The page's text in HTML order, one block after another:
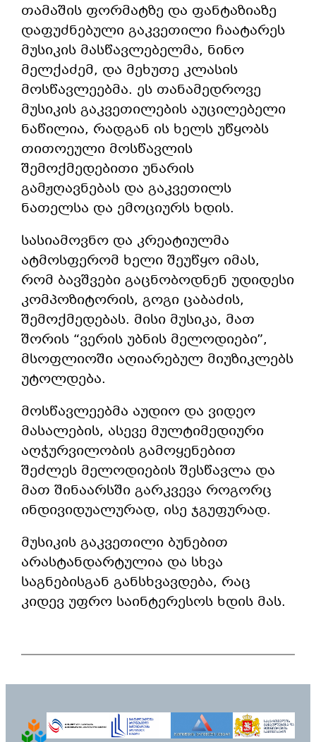
თამაშის ფორმატზე და ფანტაზიაზე
დაფუძნებული გაკვეთილი ჩაატარეს
მუსიკის მასწავლებელმა, ნინო
მელქაძემ, და მეხუთე კლასის
მოსწავლეებმა. ეს თანამედროვე
მუსიკის გაკვეთილების აუცილებელი
ნაწილია, რადგან ის ხელს უწყობს
თითოეული მოსწავლის
შემოქმედებითი უნარის
გამჟღავნებას და გაკვეთილს
ნათელსა და ემოციურს ხდის.
სასიამოვნო და კრეატიულმა
ატმოსფერომ ხელი შეუწყო იმას,
რომ ბავშვები გაცნობოდნენ უდიდესი
კომპოზიტორის, გოგი ცაბაძის,
შემოქმედებას. მისი მუსიკა, მათ
შორის “ვერის უბნის მელოდიები”,
მსოფლიოში აღიარებულ მიუზიკლებს
უტოლდება.
მოსწავლეებმა აუდიო და ვიდეო
მასალების, ასევე მულტიმედიური
აღჭურვილობის გამოყენებით
შეძლეს მელოდიების შესწავლა და
მათ შინაარსში გარკვევა როგორც
ინდივიდუალურად, ისე ჯგუფურად.
მუსიკის გაკვეთილი ბუნებით
არასტანდარტულია და სხვა
საგნებისგან განსხვავდება, რაც
კიდევ უფრო საინტერესოს ხდის მას.